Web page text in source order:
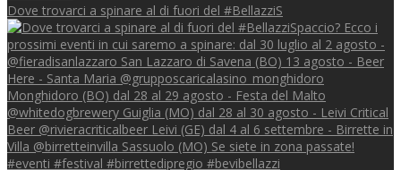
Dove trovarci a spinare al di fuori del #BellazziS